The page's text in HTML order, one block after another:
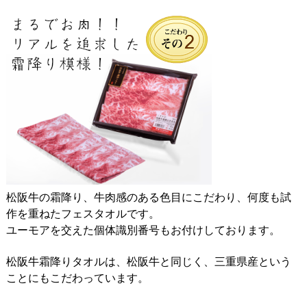
松阪牛の霜降り、牛肉感のある色目にこだわり、何度も試
作を重ねたフェスタオルです。
ユーモアを交えた個体識別番号もお付けしております。
松阪牛霜降りタオルは、松阪牛と同じく、三重県産という
ことにもこだわっています。